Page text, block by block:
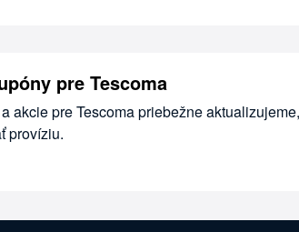
pre Tescoma
akcie pre Tescoma priebežne
províziu.